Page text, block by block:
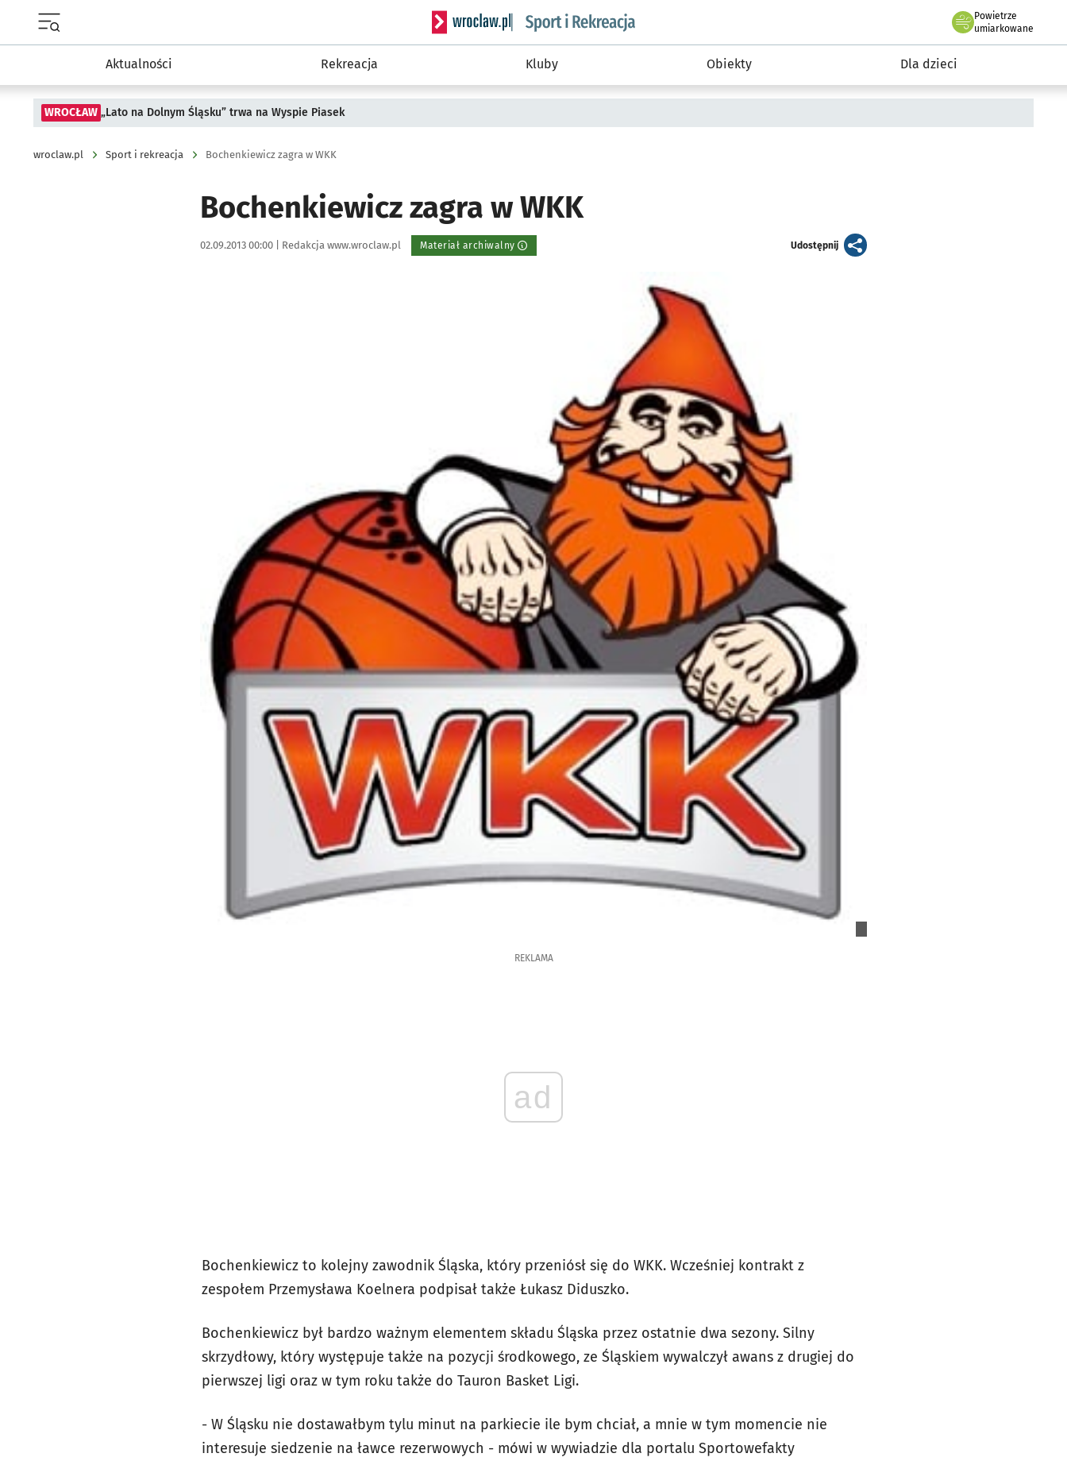
Serwis informacyjny wroclaw.pl podserwis: Sport i rekreacja
Powietrze
we Wrocławiu
umiarkowane
Aktualności Rekreacja Kluby Obiekty Dla dzieci
WROCŁAW „Lato na Dolnym Śląsku” trwa na Wyspie Piasek
wroclaw.pl Sport i rekreacja Bochenkiewicz zagra w WKK
Bochenkiewicz zagra w WKK
Data publikacji:
02.09.2013 00:00 | Autor:
Redakcja www.wroclaw.pl Materiał archiwalny Udostępnijartykuł
REKLAMA
ad
Bochenkiewicz to kolejny zawodnik Śląska, który przeniósł się do WKK. Wcześniej kontrakt z
zespołem Przemysława Koelnera podpisał także Łukasz Diduszko.
Bochenkiewicz był bardzo ważnym elementem składu Śląska przez ostatnie dwa sezony. Silny
skrzydłowy, który występuje także na pozycji środkowego, ze Śląskiem wywalczył awans z drugiej do
pierwszej ligi oraz w tym roku także do Tauron Basket Ligi.
- W Śląsku nie dostawałbym tylu minut na parkiecie ile bym chciał, a mnie w tym momencie nie
interesuje siedzenie na ławce rezerwowych - mówi w wywiadzie dla portalu Sportowefakty